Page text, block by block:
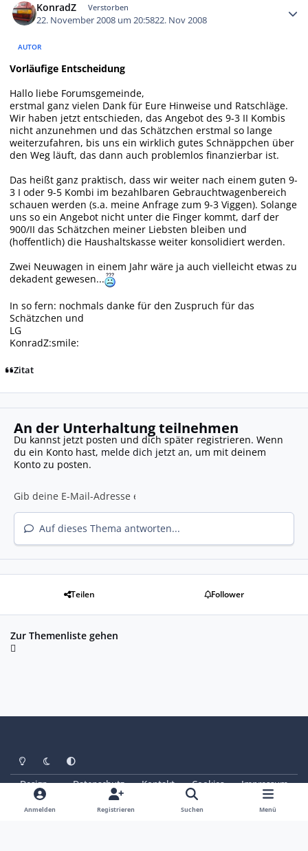
KonradZ Verstorben
22. November 2008 um 20:5822. Nov 2008
AUTOR
Vorläufige Entscheidung
Hallo liebe Forumsgemeinde,
erstmal ganz vielen Dank für Eure Hinweise und Ratschläge.
Wir haben jetzt entschieden, das Angebot des 9-3 II Kombis
nicht anzunehmen und das Schätzchen erstmal so lange
weiterzufahren, bis uns ein wirklich gutes Schnäppchen über
den Weg läuft, das dann auch problemlos finanzierbar ist.
Das heißt ganz praktisch, dass wir weiter nach einem guten 9-
3 I oder 9-5 Kombi im bezahlbaren Gebrauchtwagenbereich
schauen werden (s.a. meine Anfrage zum 9-3 Viggen). Solange
uns so ein Angebot nicht unter die Finger kommt, darf der
900/II das Schätzchen meiner Liebsten bleiben und
(hoffentlich) die Haushaltskasse weiter konsolidiert werden.
Zwei Neuwagen in einem Jahr wäre ja auch vielleicht etwas zu
dekadent gewesen...
In so fern: nochmals danke für den Zuspruch für das
Schätzchen und
LG
KonradZ:smile:
Zitat
An der Unterhaltung teilnehmen
Du kannst jetzt posten und dich später registrieren. Wenn
du ein Konto hast, melde dich jetzt an, um mit deinem
Konto zu posten.
Auf dieses Thema antworten...
Teilen Follower
Zur Themenliste gehen
Heller ModusDunkler Modus
Systemeinstellung
Design Datenschutz Kontakt Cookies
Impressum
© Copyright 2025 - SAABoteure e. V.
Powered by Invision Community
Anmelden Registrieren Suchen Menü